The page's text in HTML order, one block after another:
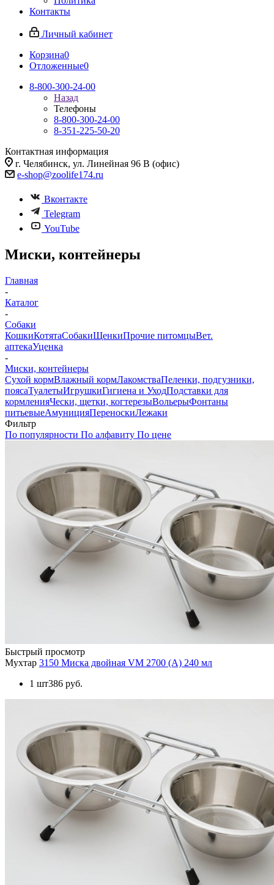
Контакты
Личный кабинет
Корзина0
Отложенные0
8-800-300-24-00
Назад
Телефоны
8-800-300-24-00
8-351-225-50-20
Контактная информация
г. Челябинск, ул. Линейная 96 В (офис)
e-shop@zoolife174.ru
Вконтакте
Telegram
YouTube
Миски, контейнеры
Главная
-
Каталог
-
Собаки
КошкиКотятаСобакиЩенкиПрочие питомцыВет.
аптекаУценка
-
Миски, контейнеры
Сухой кормВлажный кормЛакомстваПеленки, подгузники,
поясаТуалетыИгрушкиГигиена и УходПодставки для
кормленияЧески, щетки, когтерезыВольерыФонтаны
питьевыеАмуницияПереноскиЛежаки
Фильтр
По популярности По алфавиту По цене
Быстрый просмотр
Мухтар 3150 Миска двойная VM 2700 (А) 240 мл
1 шт386 руб.